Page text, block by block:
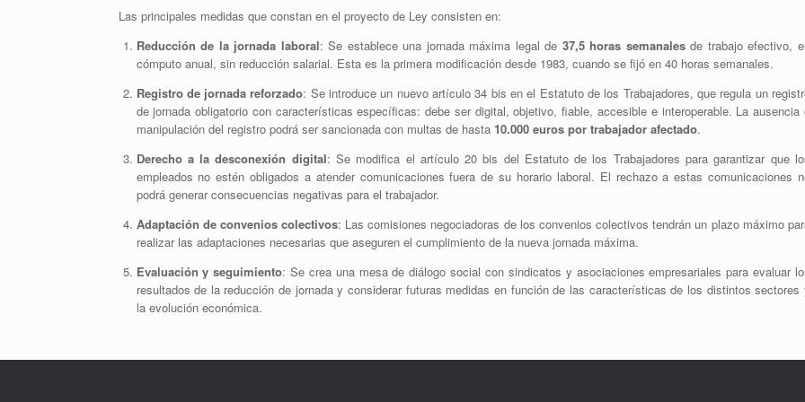
Las principales medidas que constan en el proyecto de Ley consisten en:
Reducción de la jornada laboral:Se establece una jornada máxima legal de 37,5 horas semanalesde trabajo efectivo,
cómputo anual, sin reducción salarial. Esta es la primera modificación desde 1983, cuando se fijó en 40 horas semanales.
Registro de jornada reforzado: Se introduce un nuevo artículo 34 bis en el Estatuto de los Trabajadores, que regula un
de jornada obligatorio con características específicas: debe ser digital, objetivo, fiable, accesible e interoperable. La ausencia
manipulación del registro podrá ser sancionada con multas de hasta 10.000 euros por trabajador afectado.
Derecho a la desconexión digital: Se modifica el artículo 20 bis del Estatuto de los Trabajadores para garantizar que
empleados no estén obligados a atender comunicaciones fuera de su horario laboral. El rechazo a estas comunicaciones
podrá generar consecuencias negativas para el trabajador.
Adaptación de convenios colectivos: Las comisiones negociadoras de los convenios colectivos tendrán un plazo máximo
realizar las adaptaciones necesarias que aseguren el cumplimiento de la nueva jornada máxima.
Evaluación y seguimiento:Se crea una mesa de diálogo social con sindicatos y asociaciones empresariales para evaluar
resultados de la reducción de jornada y considerar futuras medidas en función de las características de los distintos sectores
la evolución económica.